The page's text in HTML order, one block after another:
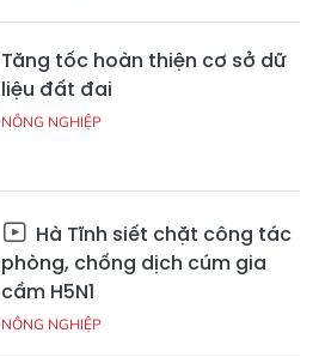
Tăng tốc hoàn thiện cơ sở dữ
liệu đất đai
NÔNG NGHIỆP
Hà Tĩnh siết chặt công tác
phòng, chống dịch cúm gia
cầm H5N1
NÔNG NGHIỆP